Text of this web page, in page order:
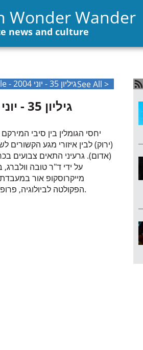
Wonder Wander
news and culture
The Weizmann International Magazine of Science & People - גיליון 35 - יוני 2004See All >
גיליון 35 - יוני 2004
יחסי הגומלין בין סיבי
(ירוק) לבין איזורי מגע הקשורים
(אדום). גרעיני התאים צבועים
על ידי ד"ר טובה
מייקרוסקופ אור
הפקולטה לביולוגיה, פרופ' בני גיגר.